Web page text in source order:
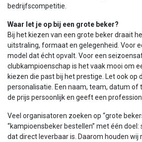
bedrijfscompetitie.
Waar let je op bij een grote beker?
Bij het kiezen van een grote beker draait
uitstraling, formaat en gelegenheid. Voor
model dat écht opvalt. Voor een
clubkampioenschap is het vaak mooi om
kiezen die past bij het prestige. Let ook op
personalisatie. Een naam, team, datum
de prijs persoonlijk en geeft een
Veel organisatoren zoeken op “grote
“kampioensbeker bestellen” met één
dat direct leverbaar is. Daarom houden wij